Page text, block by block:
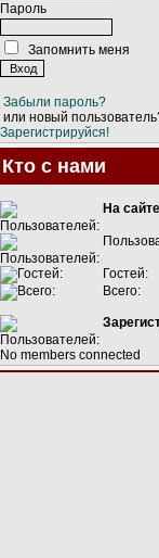
Пароль
Запомнить меня
Забыли пароль?
или новый
Зарегистрируйся!
Кто с нами
На сайте
Гостей:
Всего:
No members connected